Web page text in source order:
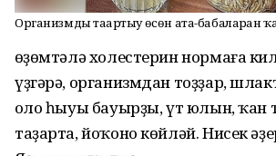
Организмды таҙартыу өсөн ата-бабаларҙан
Һөҙөмтәлә холестерин нормаға
үҙгәрә, организмдан тоҙҙар,
Һоло һыуы бауырҙы, үт юлын,
таҙарта, йоҡоно көйләй. Нисек